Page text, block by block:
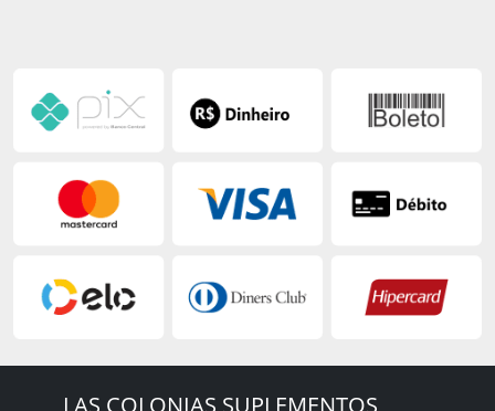
LAS COLONIAS SUPLEMENTOS